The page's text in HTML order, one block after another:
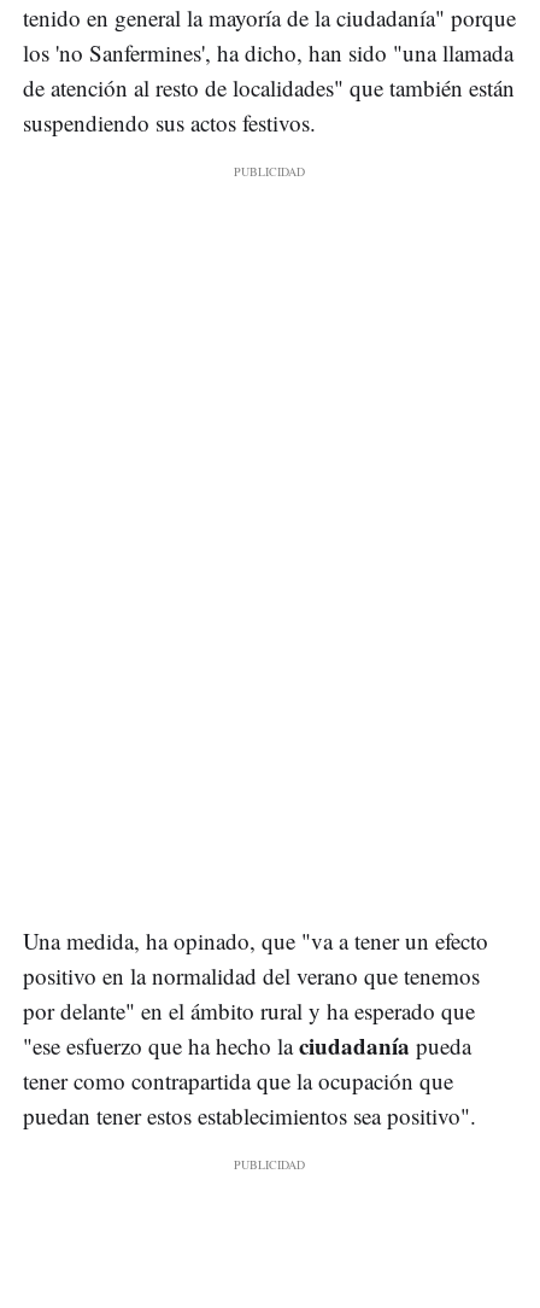
tenido en general la mayoría de la ciudadanía" porque
los 'no Sanfermines', ha dicho, han sido "una llamada
de atención al resto de localidades" que también están
suspendiendo sus actos festivos.
Una medida, ha opinado, que "va a tener un efecto
positivo en la normalidad del verano que tenemos
por delante" en el ámbito rural y ha esperado que
"ese esfuerzo que ha hecho laciudadanía pueda
tener como contrapartida que la ocupación que
puedan tener estos establecimientos sea positivo".